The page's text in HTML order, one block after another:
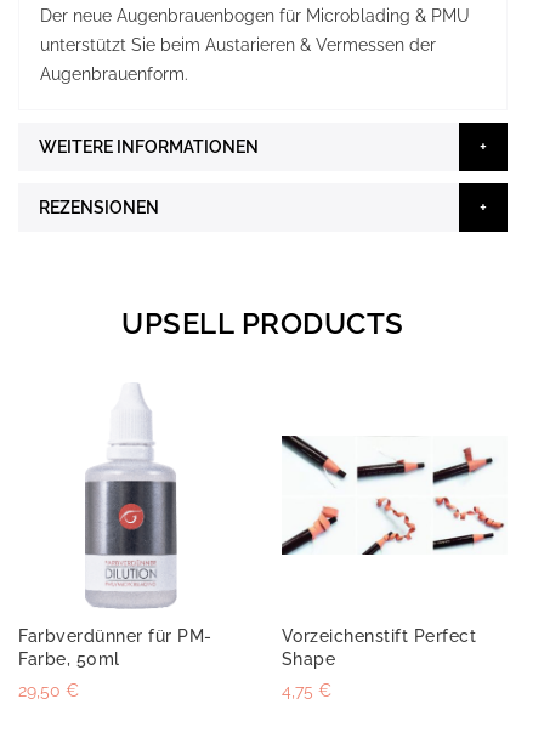
Der neue Augenbrauenbogen für Microblading & PMU
unterstützt Sie beim Austarieren & Vermessen der
Augenbrauenform.
WEITERE INFORMATIONEN
REZENSIONEN
UPSELL PRODUCTS
Farbverdünner für PM-
Farbe, 50ml
29,50 €
Vorzeichenstift Perfect
Shape
4,75 €